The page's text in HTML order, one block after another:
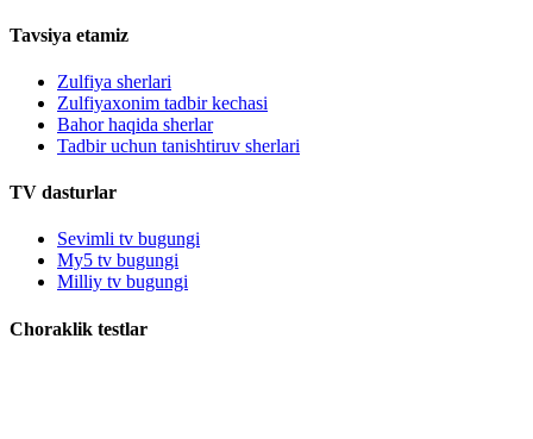
Tavsiya etamiz
Zulfiya sherlari
Zulfiyaxonim tadbir kechasi
Bahor haqida sherlar
Tadbir uchun tanishtiruv sherlari
TV dasturlar
Sevimli tv bugungi
My5 tv bugungi
Milliy tv bugungi
Choraklik testlar